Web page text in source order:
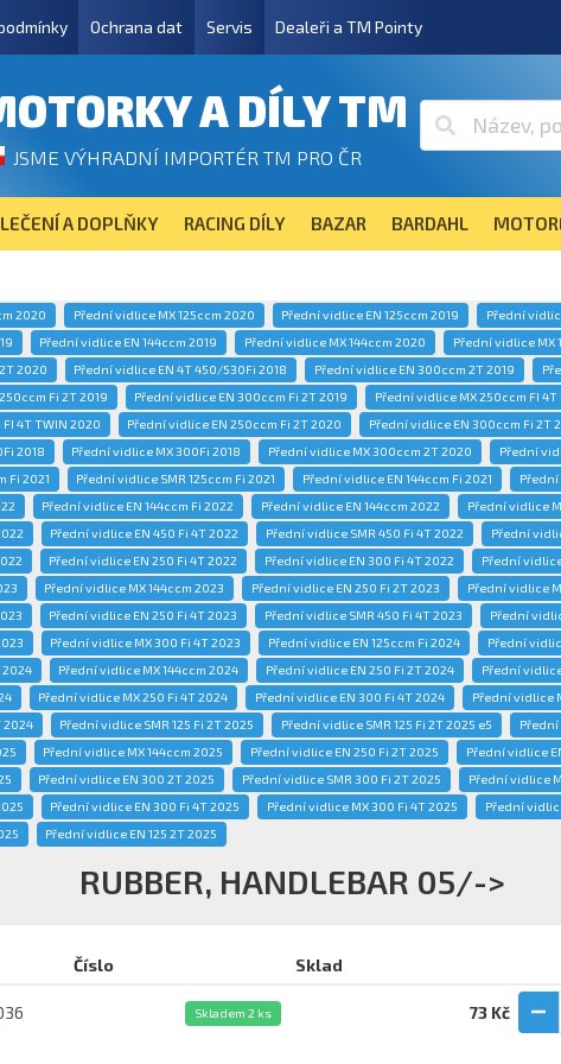
Ochrana dat Servis Dealeři a TM Pointy
A DÍLY TM
JSME VÝHRADNÍ IMPORTÉR TM PRO ČR
A DOPLŇKY RACING DÍLY BAZAR BARDAHL
2020 Přední vidlice MX 125ccm 2020 Přední vidlice EN 125ccm 2019 Přední
Přední vidlice EN 144ccm 2019 Přední vidlice MX 144ccm 2020 Přední vidlice MX
2020 Přední vidlice EN 4T 450/530Fi 2018 Přední vidlice EN 300ccm 2T 2019
Fi 2T 2019 Přední vidlice EN 300ccm Fi 2T 2019 Přední vidlice MX 250ccm FI 4T
4T TWIN 2020 Přední vidlice EN 250ccm Fi 2T 2020 Přední vidlice EN 300ccm Fi 2T
2018 Přední vidlice MX 300Fi 2018 Přední vidlice MX 300ccm 2T 2020
Přední
Fi 2021 Přední vidlice SMR 125ccm Fi 2021 Přední vidlice EN 144ccm Fi 2021 Přední
Přední vidlice EN 144ccm Fi 2022 Přední vidlice EN 144ccm 2022 Přední vidlice
Přední vidlice EN 450 Fi 4T 2022 Přední vidlice SMR 450 Fi 4T 2022 Přední
Přední vidlice EN 250 Fi 4T 2022 Přední vidlice EN 300 Fi 4T 2022 Přední
Přední vidlice MX 144ccm 2023 Přední vidlice EN 250 Fi 2T 2023 Přední vidlice
Přední vidlice EN 250 Fi 4T 2023 Přední vidlice SMR 450 Fi 4T 2023 Přední
Přední vidlice MX 300 Fi 4T 2023 Přední vidlice EN 125ccm Fi 2024 Přední
2024 Přední vidlice MX 144ccm 2024 Přední vidlice EN 250 Fi 2T 2024 Přední
Přední vidlice MX 250 Fi 4T 2024 Přední vidlice EN 300 Fi 4T 2024 Přední vidlice
2024 Přední vidlice SMR 125 Fi 2T 2025 Přední vidlice SMR 125 Fi 2T 2025 e5 Přední
Přední vidlice MX 144ccm 2025 Přední vidlice EN 250 Fi 2T 2025 Přední vidlice
Přední vidlice EN 300 2T 2025 Přední vidlice SMR 300 Fi 2T 2025 Přední vidlice
Přední vidlice EN 300 Fi 4T 2025 Přední vidlice MX 300 Fi 4T 2025 Přední
Přední vidlice EN 125 2T 2025
RUBBER, HANDLEBAR 05/->
Číslo Sklad
Skladem 2 ks 73 Kč